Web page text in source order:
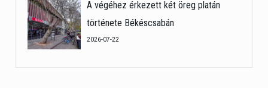
A végéhez érkezett két öreg platán
története Békéscsabán
2026-07-22